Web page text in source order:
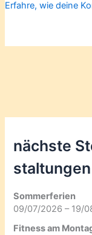
Erfahre, wie deine
nächste
staltungen
Sommerferien
09/07/2026 – 19/
Fitness am